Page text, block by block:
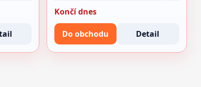
Končí dnes
Do obchodu Detail